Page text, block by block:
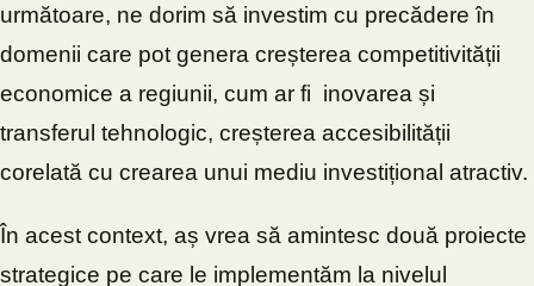
următoare, ne dorim să investim cu precădere în
domenii care pot genera creșterea competitivității
economice a regiunii, cum ar fi inovarea și
transferul tehnologic, creșterea accesibilității
corelată cu crearea unui mediu investițional atractiv.
În acest context, aș vrea să amintesc două proiecte
strategice pe care le implementăm la nivelul